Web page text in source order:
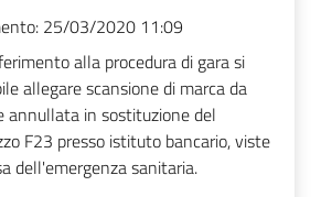
25/03/2020 11:09
alla procedura di gara si
allegare scansione di marca da
annullata in sostituzione del
F23 presso istituto bancario, viste
dell'emergenza sanitaria.